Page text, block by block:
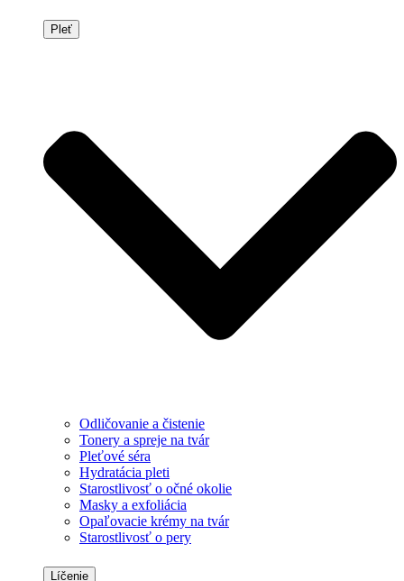
Pleť
Odličovanie a čistenie
Tonery a spreje na tvár
Pleťové séra
Hydratácia pleti
Starostlivosť o očné okolie
Masky a exfoliácia
Opaľovacie krémy na tvár
Starostlivosť o pery
Líčenie